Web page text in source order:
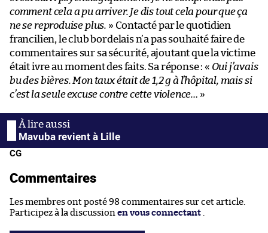
comment cela a pu arriver. Je dis tout cela pour que ça
ne se reproduise plus. » Contacté par le quotidien
francilien, le club bordelais n’a pas souhaité faire de
commentaires sur sa sécurité, ajoutant que la victime
était ivre au moment des faits. Sa réponse : « Oui j’avais
bu des bières. Mon taux était de 1,2 g à l’hôpital, mais si
c’est la seule excuse contre cette violence… »
Mavuba revient à Lille
CG
Commentaires
Les membres ont posté 98 commentaires sur cet article.
Participez à la discussion en vous connectant